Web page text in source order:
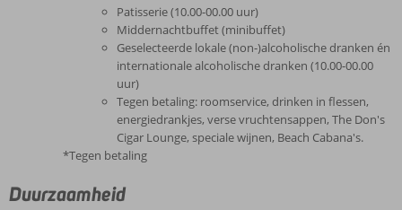
Patisserie (10.00-00.00 uur)
Middernachtbuffet (minibuffet)
Geselecteerde lokale (non-)alcoholische dranken én
internationale alcoholische dranken (10.00-00.00
uur)
Tegen betaling: roomservice, drinken in flessen,
energiedrankjes, verse vruchtensappen, The Don's
Cigar Lounge, speciale wijnen, Beach Cabana's.
*Tegen betaling
Duurzaamheid